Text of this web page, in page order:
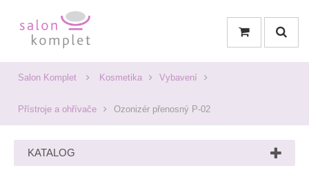
Salon Komplet Kosmetika Vybavení
Přístroje a ohřívače Ozonizér přenosný P-02
KATALOG